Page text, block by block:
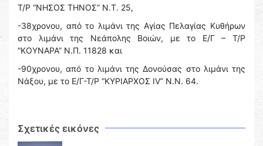
Τ/Ρ “ΝΗΣΟΣ ΤΗΝΟΣ” Ν.Τ. 25,
-38χρονου, από το λιμάνι της Αγίας Πελαγίας Κυθήρων
στο λιμάνι της Νεάπολης Βοιών, με το Ε/Γ – Τ/Ρ
“ΚΟΥΝΑΡΑ” Ν.Π. 11828 και
-90χρονου, από το λιμάνι της Δονούσας στο λιμάνι της
Νάξου, με το Ε/Γ-Τ/Ρ “ΚΥΡΙΑΡΧΟΣ IV” Ν.Ν. 64.
Σχετικές εικόνες